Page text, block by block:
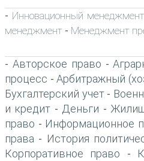
- Инновационный менеджмент
менеджмент - Менеджмент
- Авторское право -
процесс -Арбитражный
Бухгалтерский учет-
и кредит - Деньги -
право - Информационное
права - История
Корпоративное право -